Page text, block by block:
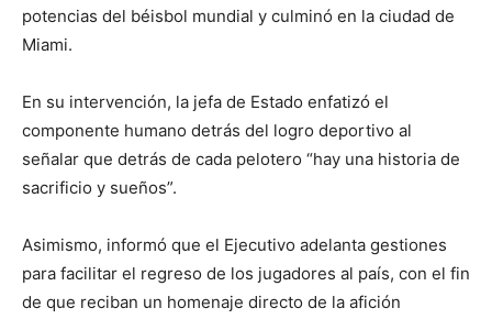
potencias del béisbol mundial y culminó en la ciudad de
Miami.
En su intervención, la jefa de Estado enfatizó el
componente humano detrás del logro deportivo al
señalar que detrás de cada pelotero “hay una historia de
sacrificio y sueños”.
Asimismo, informó que el Ejecutivo adelanta gestiones
para facilitar el regreso de los jugadores al país, con el fin
de que reciban un homenaje directo de la afición